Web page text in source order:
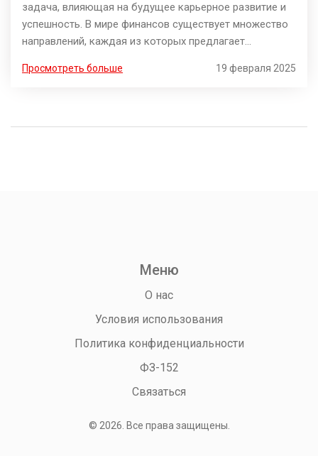
задача, влияющая на будущее карьерное развитие и
успешность. В мире финансов существует множество
направлений, каждая из которых предлагает
рассмотрим различные финансовые специальности и
различных направлений, а также о необходимых
Просмотреть больше 19 февраля 2025
Меню
О нас
Условия использования
Политика конфиденциальности
ФЗ-152
Связаться
© 2026. Все права защищены.